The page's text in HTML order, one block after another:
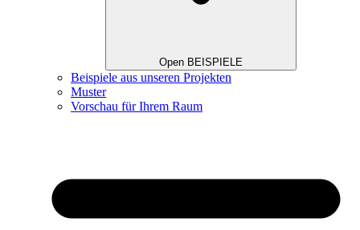
Open BEISPIELE
Beispiele aus unseren Projekten
Muster
Vorschau für Ihrem Raum